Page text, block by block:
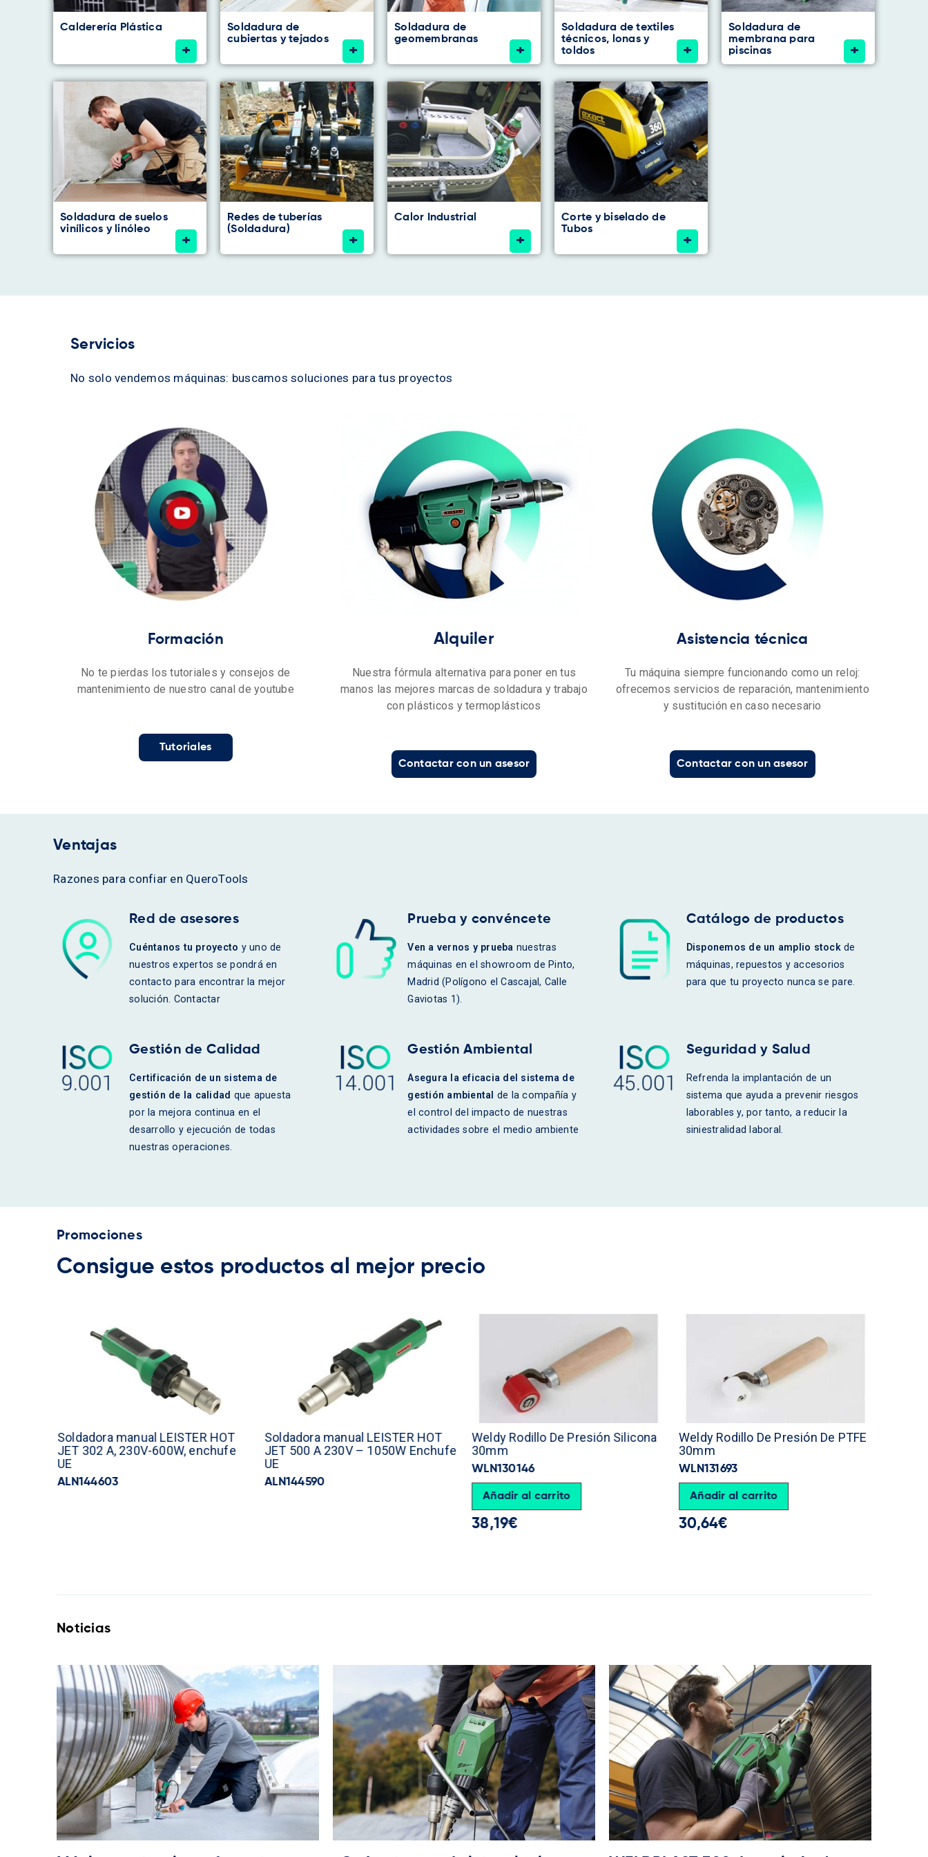
Calderería Plástica
+
Soldadura de
cubiertas y tejados
+
Soldadura de
geomembranas
+
Soldadura de textiles
técnicos, lonas y
toldos
+
Soldadura de
membrana para
piscinas
+
Soldadura de suelos
vinílicos y linóleo
+
Redes de tuberías
(Soldadura)
+
Calor Industrial
+
Corte y biselado de
Tubos
+
Servicios
No solo vendemos máquinas: buscamos soluciones para tus proyectos
Formación
No te pierdas los tutoriales y consejos de
mantenimiento de nuestro canal de youtube
Tutoriales
Alquiler
Nuestra fórmula alternativa para poner en tus
manos las mejores marcas de soldadura y trabajo
con plásticos y termoplásticos
Contactar con un asesor
Asistencia técnica
Tu máquina siempre funcionando como un reloj:
ofrecemos servicios de reparación, mantenimiento
y sustitución en caso necesario
Contactar con un asesor
Ventajas
Razones para confiar en QueroTools
Red de asesores
Cuéntanos tu proyecto y uno de
nuestros expertos se pondrá en
contacto para encontrar la mejor
solución. Contactar
Prueba y convéncete
Ven a vernos y prueba nuestras
máquinas en el showroom de Pinto,
Madrid (Polígono el Cascajal, Calle
Gaviotas 1).
Catálogo de productos
Disponemos de un amplio stockde
máquinas, repuestos y accesorios
para que tu proyecto nunca se pare.
Gestión de Calidad
Certificación de un sistema de
gestión de la calidad que apuesta
por la mejora continua en el
desarrollo y ejecución de todas
nuestras operaciones.
Gestión Ambiental
Asegura la eficacia del sistema de
gestión ambiental
de la compañía y
el control del impacto de nuestras
actividades sobre el medio ambiente
Seguridad y Salud
Refrenda la implantación de un
sistema que ayuda a prevenir riesgos
laborables y, por tanto, a reducir la
siniestralidad laboral.
Promociones
Consigue estos productos al mejor precio
Soldadora manual LEISTER HOT
JET 302 A, 230V-600W, enchufe
UE
ALN144603
Soldadora manual LEISTER HOT
JET 500 A 230V – 1050W Enchufe
UE
ALN144590
Weldy Rodillo De Presión Silicona
30mm
WLN130146
Añadir al carrito
38,19€
Weldy Rodillo De Presión De PTFE
30mm
WLN131693
Añadir al carrito
30,64€
Noticias